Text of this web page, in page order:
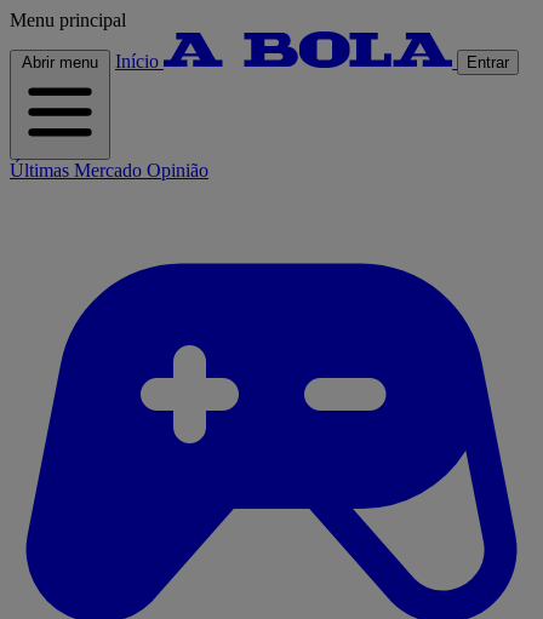
Menu principal
Abrir menu Início Entrar
Últimas Mercado Opinião